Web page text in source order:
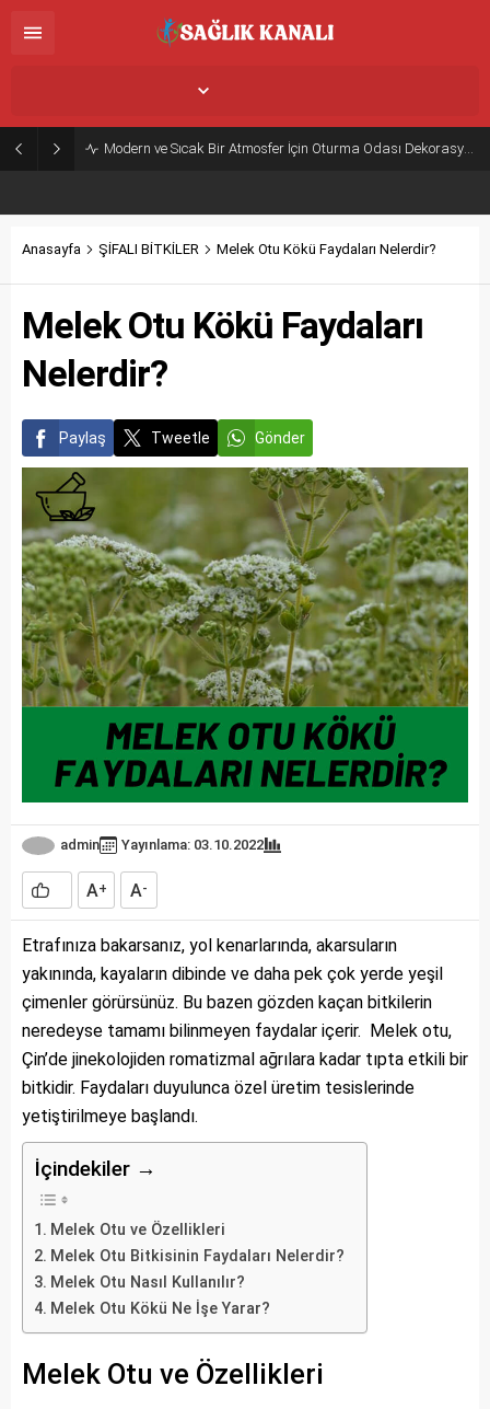
Modern ve Sıcak Bir Atmosfer İçin Oturma Odası Dekorasyon Önerileri
Anasayfa ŞİFALI BİTKİLER Melek Otu Kökü Faydaları Nelerdir?
Melek Otu Kökü Faydaları
Nelerdir?
Paylaş Tweetle Gönder
admin Yayınlama: 03.10.2022
A+ A-
Etrafınıza bakarsanız, yol kenarlarında, akarsuların
yakınında, kayaların dibinde ve daha pek çok yerde yeşil
çimenler görürsünüz. Bu bazen gözden kaçan bitkilerin
neredeyse tamamı bilinmeyen faydalar içerir. Melek otu,
Çin’de jinekolojiden romatizmal ağrılara kadar tıpta etkili bir
bitkidir. Faydaları duyulunca özel üretim tesislerinde
yetiştirilmeye başlandı.
İçindekiler →
Melek Otu ve Özellikleri
Melek Otu Bitkisinin Faydaları Nelerdir?
Melek Otu Nasıl Kullanılır?
Melek Otu Kökü Ne İşe Yarar?
Melek Otu ve Özellikleri